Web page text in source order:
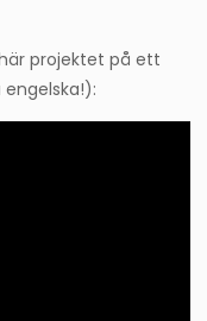
projektet på ett